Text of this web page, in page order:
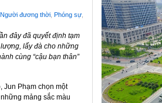
Người đương thời Phóng sự
đây đã quyết định tạm
lấy đà cho những
cùng “cậu bạn thân”
Jun Phạm chọn một
mảng sắc màu